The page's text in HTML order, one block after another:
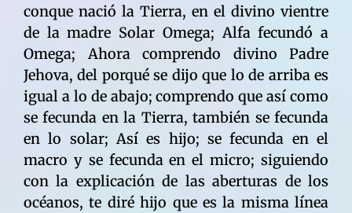
conque nació la Tierra, en el divino vientre
de la madre Solar Omega; Alfa fecundó a
Omega; Ahora comprendo divino Padre
Jehova, del porqué se dijo que lo de arriba es
igual a lo de abajo; comprendo que así como
se fecunda en la Tierra, también se fecunda
en lo solar; Así es hijo; se fecunda en el
macro y se fecunda en el micro; siguiendo
con la explicación de las aberturas de los
océanos, te diré hijo que es la misma línea